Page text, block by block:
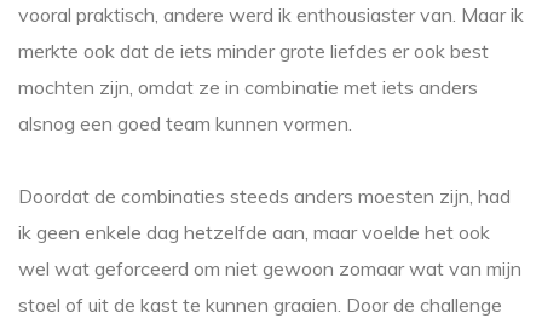
vooral praktisch, andere werd ik enthousiaster van. Maar ik
merkte ook dat de iets minder grote liefdes er ook best
mochten zijn, omdat ze in combinatie met iets anders
alsnog een goed team kunnen vormen.
Doordat de combinaties steeds anders moesten zijn, had
ik geen enkele dag hetzelfde aan, maar voelde het ook
wel wat geforceerd om niet gewoon zomaar wat van mijn
stoel of uit de kast te kunnen graaien. Door de challenge